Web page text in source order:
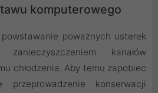
komputerowego
poważnych usterek
kanałów
chłodzenia. Aby temu zapobiec
konserwacji